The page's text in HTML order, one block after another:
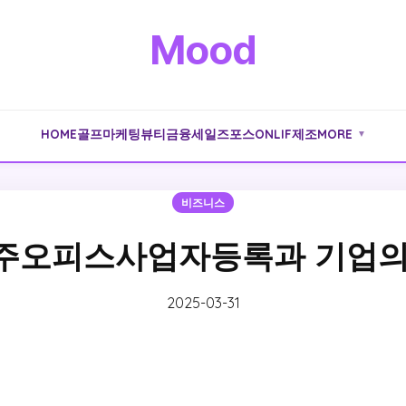
Mood
HOME골프마케팅뷰티금융세일즈포스ONLIF제조MORE ▼
비즈니스
오피스사업자등록과 기업
2025-03-31